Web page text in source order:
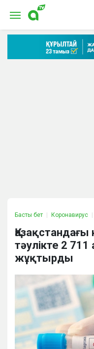
Басты бет Коронавирус
тәулікте 2
жұқтырды